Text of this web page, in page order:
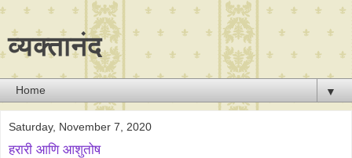
व्यक्तानंद
▼
Saturday, November 7, 2020
हरारी आणि आशुतोष